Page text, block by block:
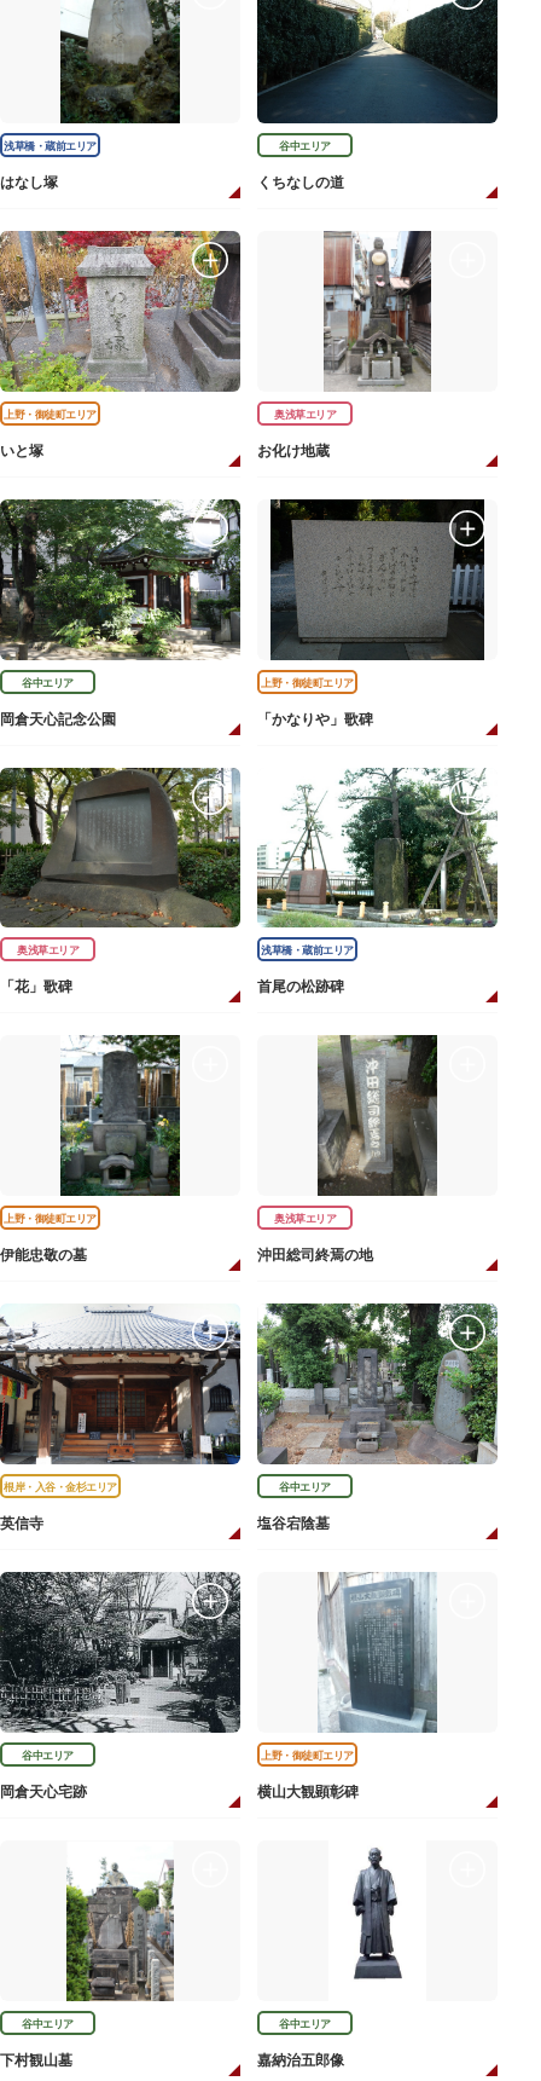
浅草橋・蔵前エリア
はなし塚
谷中エリア
くちなしの道
上野・御徒町エリア
いと塚
奥浅草エリア
お化け地蔵
谷中エリア
岡倉天心記念公園
上野・御徒町エリア
「かなりや」歌碑
奥浅草エリア
「花」歌碑
浅草橋・蔵前エリア
首尾の松跡碑
上野・御徒町エリア
伊能忠敬の墓
奥浅草エリア
沖田総司終焉の地
根岸・入谷・金杉エリア
英信寺
谷中エリア
塩谷宕陰墓
谷中エリア
岡倉天心宅跡
上野・御徒町エリア
横山大観顕彰碑
谷中エリア
下村観山墓
谷中エリア
嘉納治五郎像